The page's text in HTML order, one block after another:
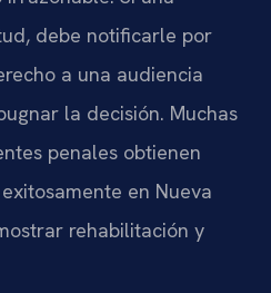
debe notificarle por
a una audiencia
la decisión. Muchas
penales obtienen
en Nueva
rehabilitación y